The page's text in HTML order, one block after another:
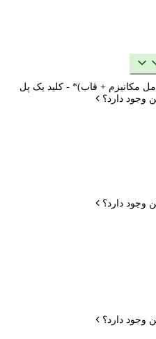
مکانیزم + قاب)* - کلید یک پل
وجود دارد؟
وجود دارد؟
وجود دارد؟